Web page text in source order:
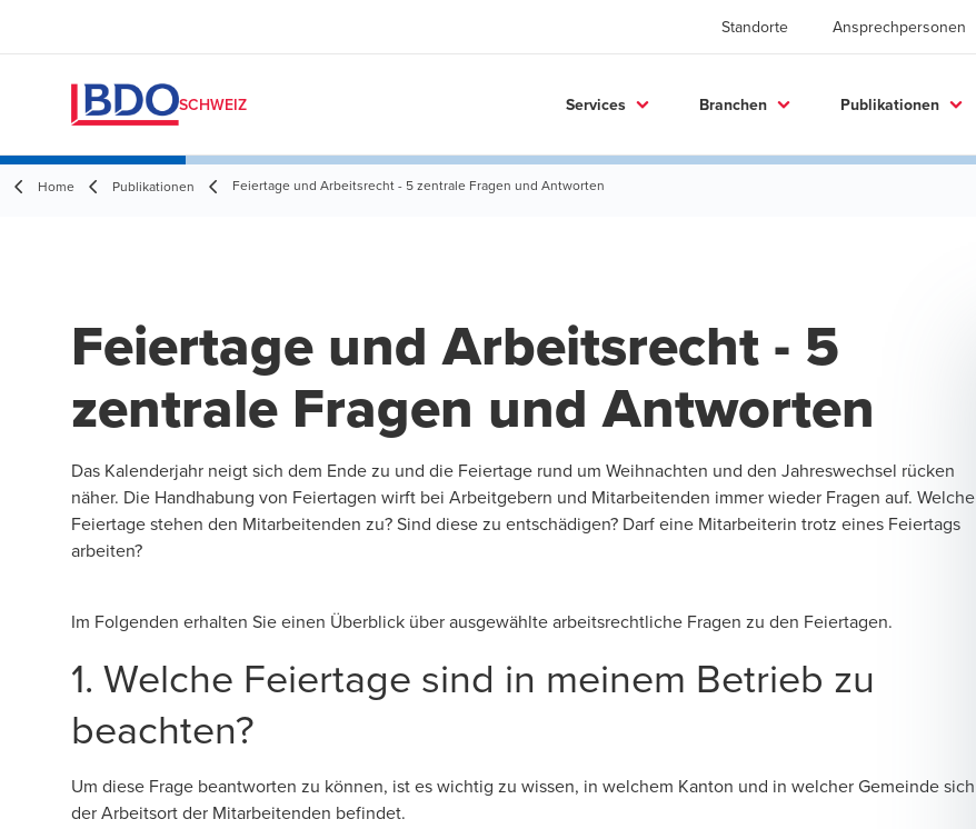
Standorte Ansprechpersonen
SCHWEIZ Services Branchen Publikationen
Home Publikationen Feiertage und Arbeitsrecht - 5 zentrale Fragen und Antworten
Feiertage und Arbeitsrecht - 5
zentrale Fragen und Antworten
Das Kalenderjahr neigt sich dem Ende zu und die Feiertage rund um Weihnachten und den Jahreswechsel rücken
näher. Die Handhabung von Feiertagen wirft bei Arbeitgebern und Mitarbeitenden immer wieder Fragen auf. Welche
Feiertage stehen den Mitarbeitenden zu? Sind diese zu entschädigen? Darf eine Mitarbeiterin trotz eines Feiertags
arbeiten?
Im Folgenden erhalten Sie einen Überblick über ausgewählte arbeitsrechtliche Fragen zu den Feiertagen.
1. Welche Feiertage sind in meinem Betrieb zu
beachten?
Um diese Frage beantworten zu können, ist es wichtig zu wissen, in welchem Kanton und in welcher Gemeinde sich
der Arbeitsort der Mitarbeitenden befindet.